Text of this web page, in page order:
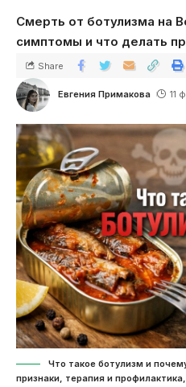
Смерть от ботулизма на
симптомы и что делать
Евгения Примакова 11
Share
Что такое ботулизм и
признаки, терапия и